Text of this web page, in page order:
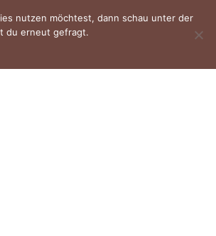
nutzen möchtest, dann schau unter der
du erneut gefragt.